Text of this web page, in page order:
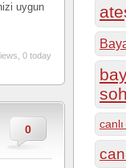
uygun
0 today
0